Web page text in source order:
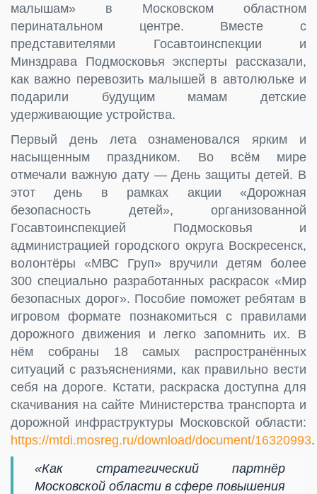
малышам» в Московском областном
перинатальном центре. Вместе с
представителями Госавтоинспекции и
Минздрава Подмосковья эксперты рассказали,
как важно перевозить малышей в автолюльке и
подарили будущим мамам детские
удерживающие устройства.
Первый день лета ознаменовался ярким и
насыщенным праздником. Во всём мире
отмечали важную дату — День защиты детей. В
этот день в рамках акции «Дорожная
безопасность детей», организованной
Госавтоинспекцией Подмосковья и
администрацией городского округа Воскресенск,
волонтёры «МВС Груп» вручили детям более
300 специально разработанных раскрасок «Мир
безопасных дорог». Пособие поможет ребятам в
игровом формате познакомиться с правилами
дорожного движения и легко запомнить их. В
нём собраны 18 самых распространённых
ситуаций с разъяснениями, как правильно вести
себя на дороге. Кстати, раскраска доступна для
скачивания на сайте Министерства транспорта и
дорожной инфраструктуры Московской области:
https://mtdi.mosreg.ru/download/document/16320993.
«Как стратегический партнёр
Московской области в сфере повышения